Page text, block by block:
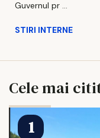
Guvernul pr ...
STIRI INTERNE
Cele mai